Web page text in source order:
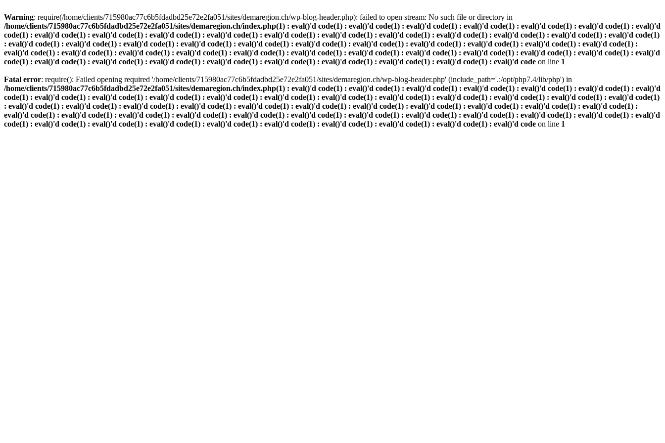
Warning: require(/home/clients/715980ac77c6b5fdadbd25e72e2fa051/sites/demaregion.ch/wp-blog-header.php): failed to open stream: No such file or directory in
/home/clients/715980ac77c6b5fdadbd25e72e2fa051/sites/demaregion.ch/index.php(1) : eval()'d code(1) : eval()'d code(1) : eval()'d code(1) : eval()'d code(1) : eval()'d code(1) : eval()'d code(1) : eval()'d
code(1) : eval()'d code(1) : eval()'d code(1) : eval()'d code(1) : eval()'d code(1) : eval()'d code(1) : eval()'d code(1) : eval()'d code(1) : eval()'d code(1) : eval()'d code(1) : eval()'d code(1) : eval()'d code(1)
: eval()'d code(1) : eval()'d code(1) : eval()'d code(1) : eval()'d code(1) : eval()'d code(1) : eval()'d code(1) : eval()'d code(1) : eval()'d code(1) : eval()'d code(1) : eval()'d code(1) : eval()'d code(1) :
eval()'d code(1) : eval()'d code(1) : eval()'d code(1) : eval()'d code(1) : eval()'d code(1) : eval()'d code(1) : eval()'d code(1) : eval()'d code(1) : eval()'d code(1) : eval()'d code(1) : eval()'d code(1) : eval()'d
code(1) : eval()'d code(1) : eval()'d code(1) : eval()'d code(1) : eval()'d code(1) : eval()'d code(1) : eval()'d code(1) : eval()'d code(1) : eval()'d code(1) : eval()'d code on line 1
Fatal error: require(): Failed opening required '/home/clients/715980ac77c6b5fdadbd25e72e2fa051/sites/demaregion.ch/wp-blog-header.php' (include_path='.:/opt/php7.4/lib/php') in
/home/clients/715980ac77c6b5fdadbd25e72e2fa051/sites/demaregion.ch/index.php(1) : eval()'d code(1) : eval()'d code(1) : eval()'d code(1) : eval()'d code(1) : eval()'d code(1) : eval()'d code(1) : eval()'d
code(1) : eval()'d code(1) : eval()'d code(1) : eval()'d code(1) : eval()'d code(1) : eval()'d code(1) : eval()'d code(1) : eval()'d code(1) : eval()'d code(1) : eval()'d code(1) : eval()'d code(1) : eval()'d code(1)
: eval()'d code(1) : eval()'d code(1) : eval()'d code(1) : eval()'d code(1) : eval()'d code(1) : eval()'d code(1) : eval()'d code(1) : eval()'d code(1) : eval()'d code(1) : eval()'d code(1) : eval()'d code(1) :
eval()'d code(1) : eval()'d code(1) : eval()'d code(1) : eval()'d code(1) : eval()'d code(1) : eval()'d code(1) : eval()'d code(1) : eval()'d code(1) : eval()'d code(1) : eval()'d code(1) : eval()'d code(1) : eval()'d
code(1) : eval()'d code(1) : eval()'d code(1) : eval()'d code(1) : eval()'d code(1) : eval()'d code(1) : eval()'d code(1) : eval()'d code(1) : eval()'d code(1) : eval()'d code on line 1